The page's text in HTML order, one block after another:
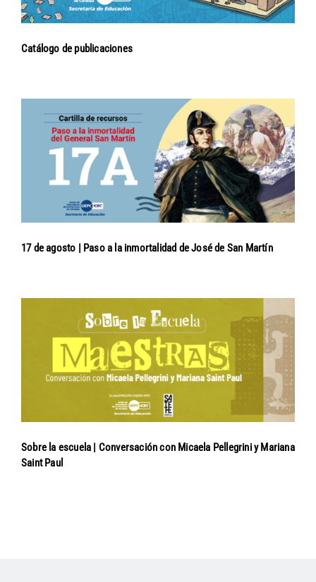
Catálogo de publicaciones
17 de agosto | Paso a la inmortalidad de José de San Martín
Sobre la escuela | Conversación con Micaela Pellegrini y Mariana
Saint Paul